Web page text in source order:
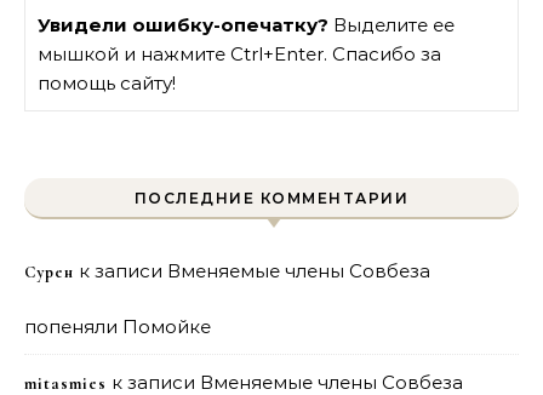
Увидели ошибку-опечатку? Выделите ее
мышкой и нажмите Ctrl+Enter. Спасибо за
помощь сайту!
ПОСЛЕДНИЕ КОММЕНТАРИИ
Сурен к записи Вменяемые члены Совбеза
попеняли Помойке
mitasmies к записи Вменяемые члены Совбеза